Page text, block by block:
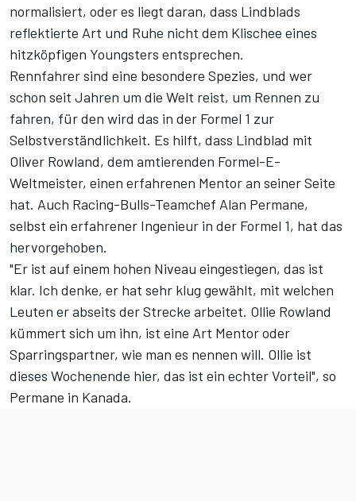
normalisiert, oder es liegt daran, dass Lindblads
reflektierte Art und Ruhe nicht dem Klischee eines
hitzköpfigen Youngsters entsprechen.
Rennfahrer sind eine besondere Spezies, und wer
schon seit Jahren um die Welt reist, um Rennen zu
fahren, für den wird das in der Formel 1 zur
Selbstverständlichkeit. Es hilft, dass Lindblad mit
Oliver Rowland, dem amtierenden Formel-E-
Weltmeister, einen erfahrenen Mentor an seiner Seite
hat. Auch Racing-Bulls-Teamchef Alan Permane,
selbst ein erfahrener Ingenieur in der Formel 1, hat das
hervorgehoben.
"Er ist auf einem hohen Niveau eingestiegen, das ist
klar. Ich denke, er hat sehr klug gewählt, mit welchen
Leuten er abseits der Strecke arbeitet. Ollie Rowland
kümmert sich um ihn, ist eine Art Mentor oder
Sparringspartner, wie man es nennen will. Ollie ist
dieses Wochenende hier, das ist ein echter Vorteil", so
Permane in Kanada.